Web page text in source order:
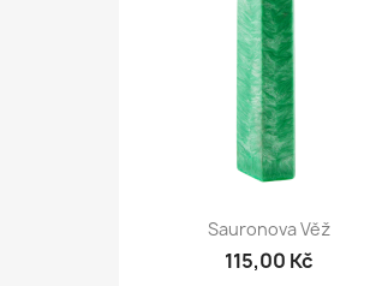
Sauronova Věž
115,00 Kč